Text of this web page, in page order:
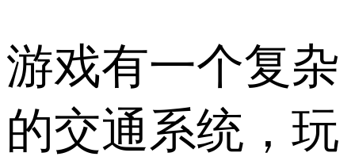
游戏有一个复杂
的交通系统，玩